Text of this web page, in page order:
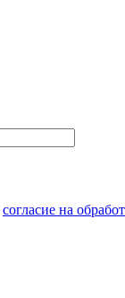
согласие на